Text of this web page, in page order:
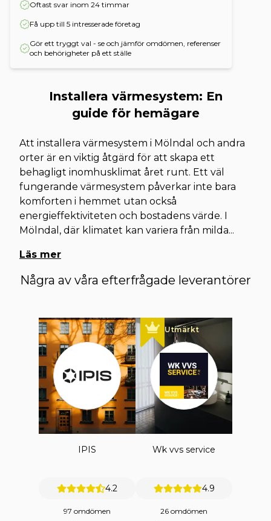
Oftast svar inom 24 timmar
Få upp till 5 intresserade företag
Gör ett tryggt val - se och jämför omdömen, referenser
och behörigheter på ett ställe
Installera värmesystem: En
guide för hemägare
Att installera värmesystem i Mölndal och andra
orter är en viktig åtgärd för att skapa ett
behagligt inomhusklimat året runt. Ett väl
fungerande värmesystem påverkar inte bara
komforten i hemmet utan också
energieffektiviteten och bostadens värde. I
Mölndal, där klimatet kan variera från milda...
Läs mer
Några av våra efterfrågade leverantörer
IPIS
4.2
97 omdömen
Utmärkt
Wk vvs service
4.9
26 omdömen